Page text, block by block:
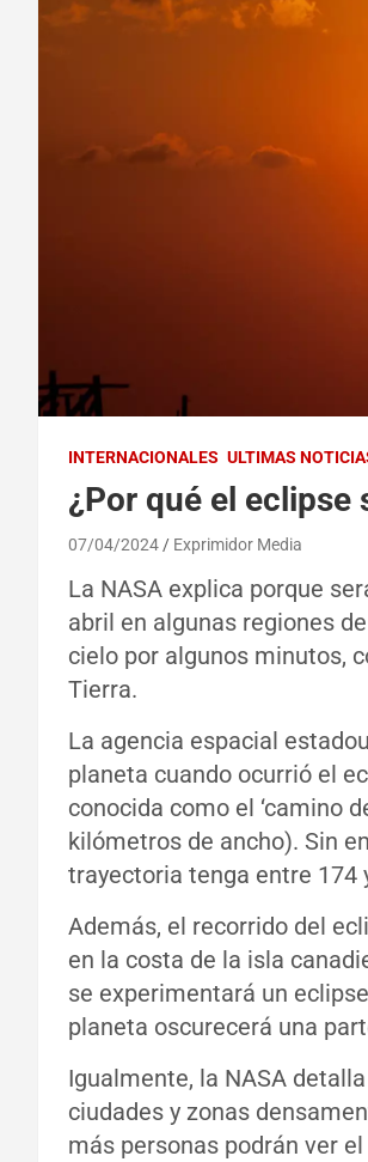
INTERNACIONALES ULTIMAS
¿Por qué el eclipse
07/04/2024 Exprimidor Media
La NASA explica porque
abril en algunas regiones
cielo por algunos minutos,
Tierra.
La agencia espacial
planeta cuando ocurrió el
conocida como el ‘camino
kilómetros de ancho). Sin
trayectoria tenga entre 174
Además, el recorrido del
en la costa de la isla
se experimentará un
planeta oscurecerá una
Igualmente, la NASA
ciudades y zonas
más personas podrán ver